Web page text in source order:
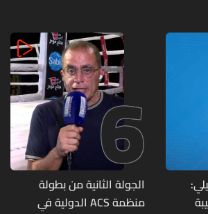
6
الجولة الثانية من بطولة
منظمة ACS الدولية في